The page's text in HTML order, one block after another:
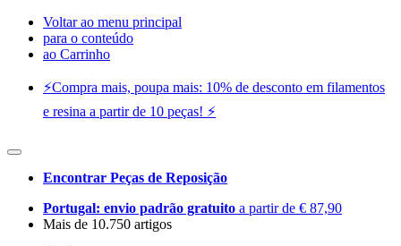
Voltar ao menu principal
para o conteúdo
ao Carrinho
⚡️Compra mais, poupa mais: 10% de desconto em filamentos
e resina a partir de 10 peças! ⚡️
Encontrar Peças de Reposição
Portugal: envio padrão gratuito a partir de € 87,90
Mais de 10.750 artigos